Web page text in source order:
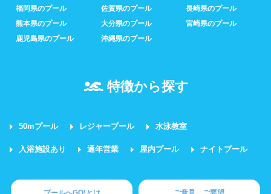
福岡県のプール
佐賀県のプール
長崎県のプール
熊本県のプール
大分県のプール
宮崎県のプール
鹿児島県のプール
沖縄県のプール
特徴から探す
50mプール レジャープール 水泳教室
入浴施設あり 通年営業 屋内プール ナイトプール